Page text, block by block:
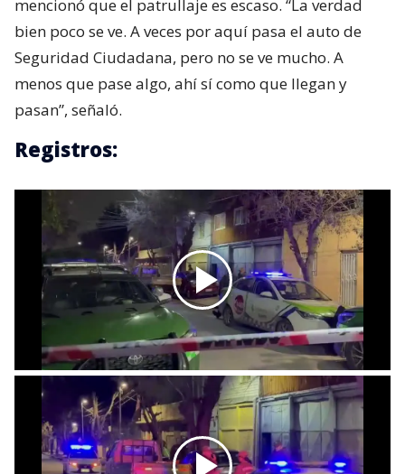
mencionó que el patrullaje es escaso. “La verdad
bien poco se ve. A veces por aquí pasa el auto de
Seguridad Ciudadana, pero no se ve mucho. A
menos que pase algo, ahí sí como que llegan y
pasan”, señaló.
Registros: